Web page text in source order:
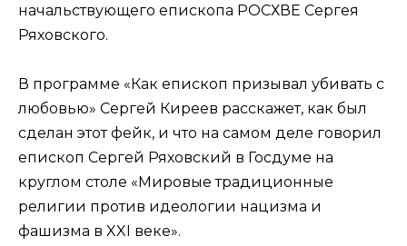
начальствующего епископа РОСХВЕ Сергея
Ряховского.
В программе «Как епископ призывал убивать с
любовью» Сергей Киреев расскажет, как был
сделан этот фейк, и что на самом деле говорил
епископ Сергей Ряховский в Госдуме на
круглом столе «Мировые традиционные
религии против идеологии нацизма и
фашизма в XXI веке».